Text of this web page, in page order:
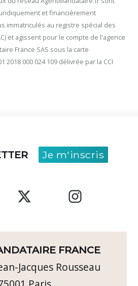
et financièrement
immatriculés au registre spécial des
et agissent pour le compte de l'agence
France SAS sous la carte
2018 000 024 109 délivrée par la CCI
Je m'inscris
FRANCE
Jacques Rousseau